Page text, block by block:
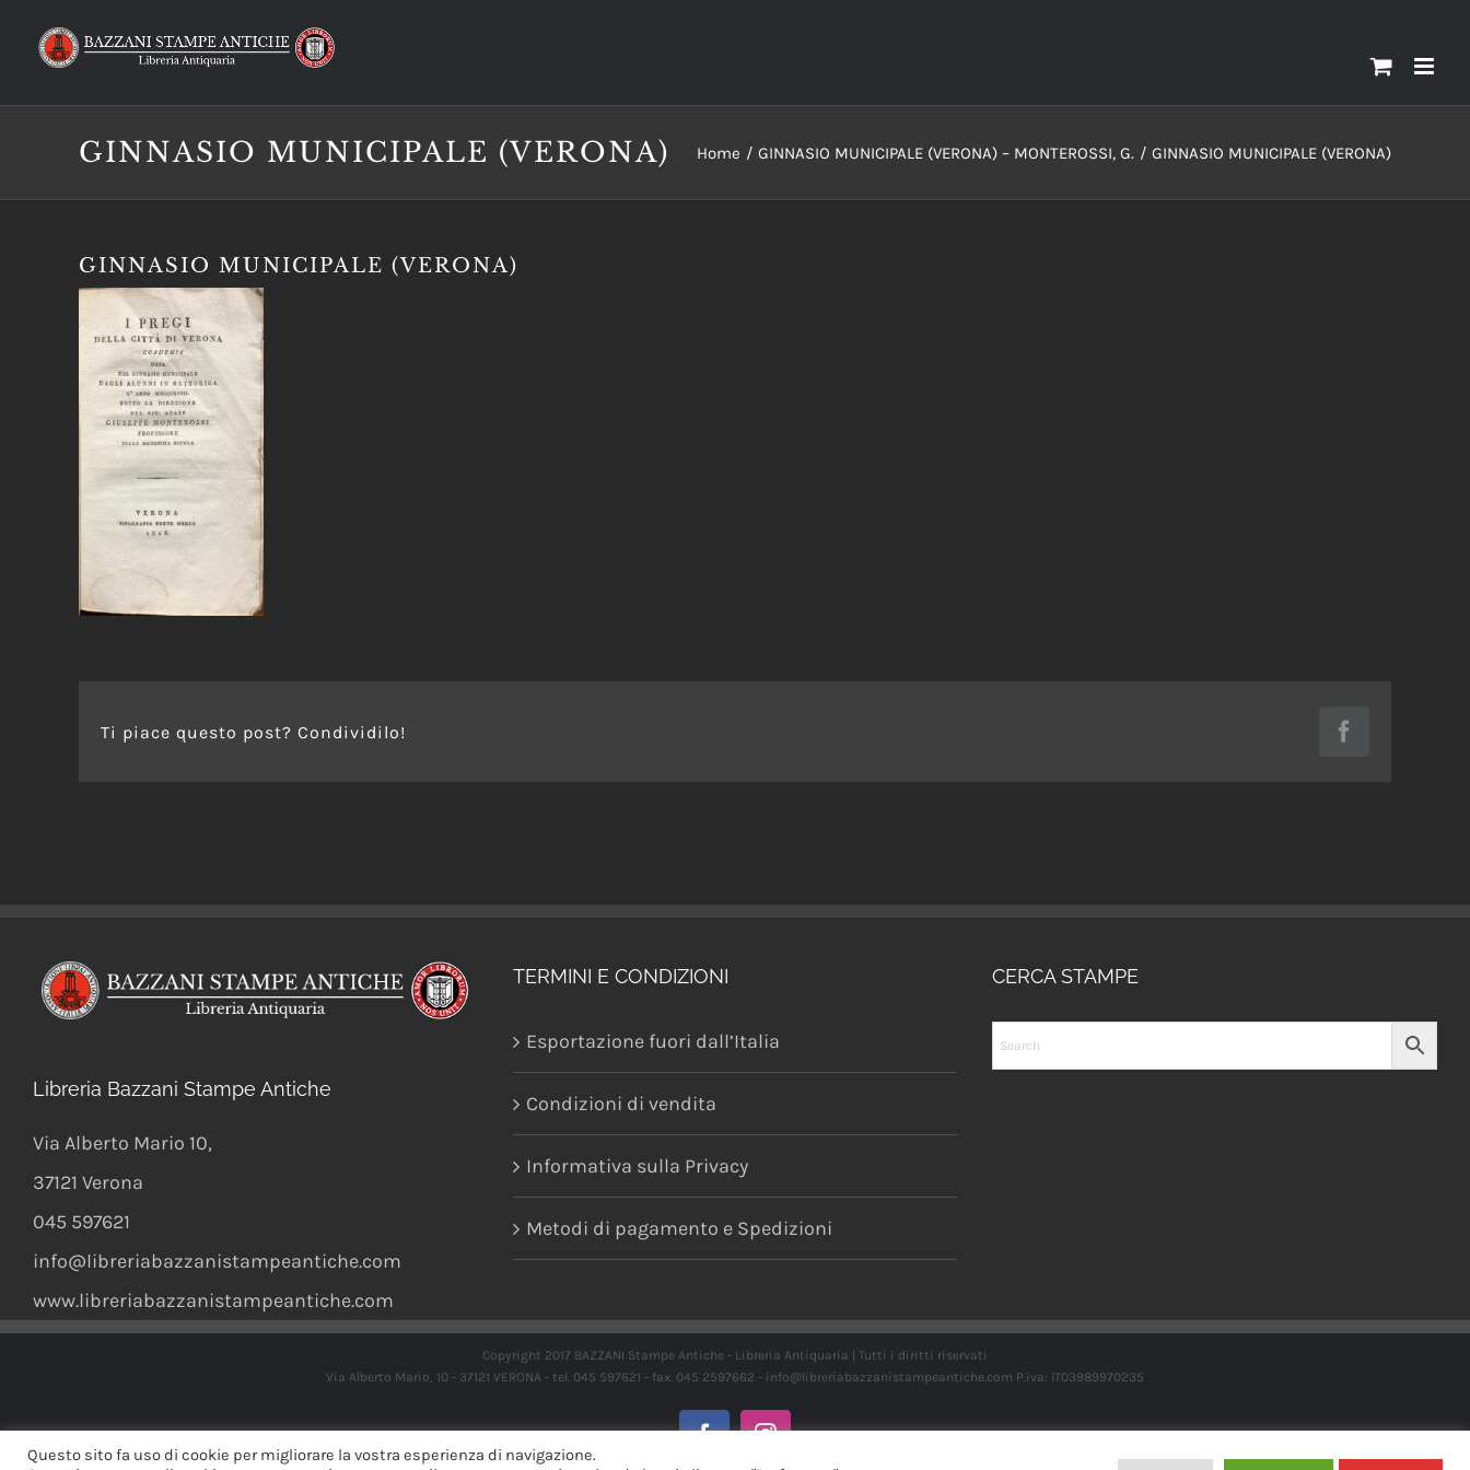
GINNASIO MUNICIPALE (VERONA) Home GINNASIO MUNICIPALE (VERONA) – MONTEROSSI, G. GINNASIO MUNICIPALE (VERONA)
GINNASIO MUNICIPALE (VERONA)
Ti piace questo post? Condividilo! Facebook
Libreria Bazzani Stampe Antiche
Via Alberto Mario 10,
37121 Verona
045 597621
info@libreriabazzanistampeantiche.com
www.libreriabazzanistampeantiche.com
TERMINI E CONDIZIONI
Esportazione fuori dall’Italia
Condizioni di vendita
Informativa sulla Privacy
Metodi di pagamento e Spedizioni
CERCA STAMPE
Copyright 2017 BAZZANI Stampe Antiche - Libreria Antiquaria | Tutti i diritti riservati
Via Alberto Mario, 10 - 37121 VERONA - tel. 045 597621 - fax. 045 2597662 - info@libreriabazzanistampeantiche.com P.iva: IT03989970235
Questo sito fa uso di cookie per migliorare la vostra esperienza di navigazione.